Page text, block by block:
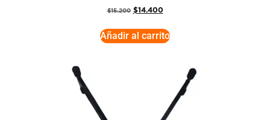
$15.200 $14.400
Añadir al carrito